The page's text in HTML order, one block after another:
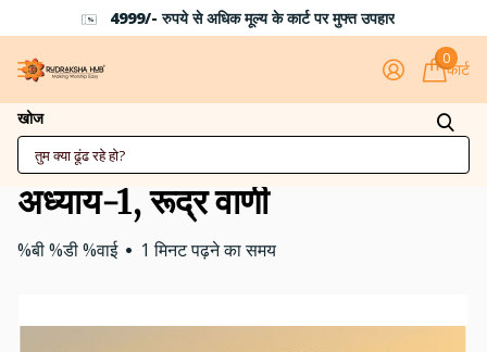
4999/- रुपये से अधिक मूल्य के कार्ट पर मुफ्त उपहार
खोज
कार्ट
0
परिनाम (अंतिम-परिणाम),
श्रीमद्भगवद्गीता, श्लोक-63,
अध्याय-1, रूद्र वाणी
%बी %डी %वाई 1 मिनट पढ़ने का समय